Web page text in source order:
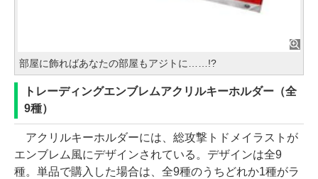
部屋に飾ればあなたの部屋もアジトに……!?
トレーディングエンブレムアクリルキーホルダー（全
9種）
アクリルキーホルダーには、総攻撃トドメイラストが
エンブレム風にデザインされている。デザインは全9
種。単品で購入した場合は、全9種のうちどれか1種がラ